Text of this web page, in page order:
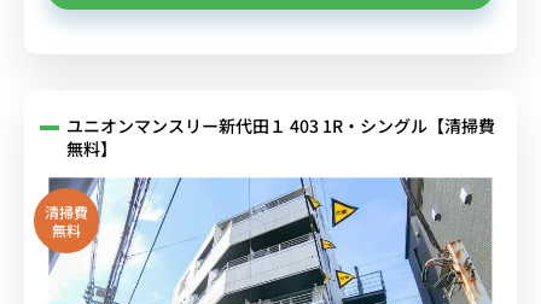
ユニオンマンスリー新代田１ 403 1R・シングル【清掃費
無料】
清掃費
無料